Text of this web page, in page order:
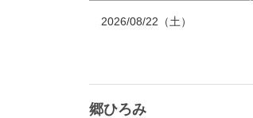
2026/08/22（土）
郷ひろみ